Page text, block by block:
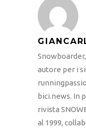
autore per i
bici.news. In
rivista
al 1999,